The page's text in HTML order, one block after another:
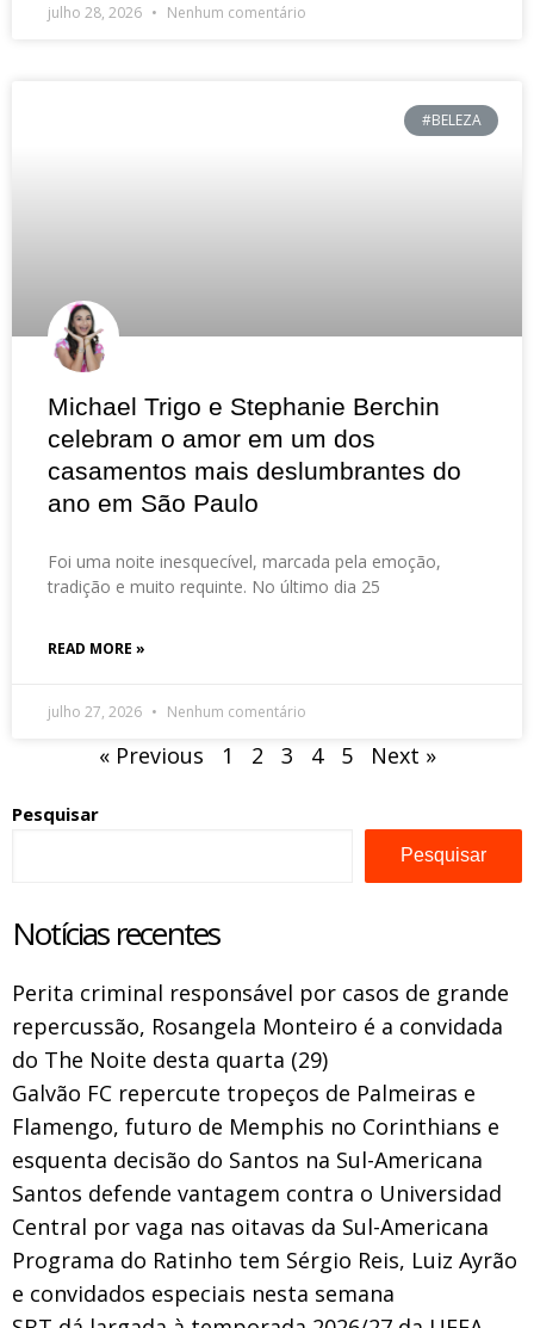
julho 28, 2026 Nenhum comentário
#BELEZA
Michael Trigo e Stephanie Berchin
celebram o amor em um dos
casamentos mais deslumbrantes do
ano em São Paulo
Foi uma noite inesquecível, marcada pela emoção,
tradição e muito requinte. No último dia 25
READ MORE »
julho 27, 2026 Nenhum comentário
« Previous 1 2 3 4 5 Next »
Pesquisar
Pesquisar
Notícias recentes
Perita criminal responsável por casos de grande
repercussão, Rosangela Monteiro é a convidada
do The Noite desta quarta (29)
Galvão FC repercute tropeços de Palmeiras e
Flamengo, futuro de Memphis no Corinthians e
esquenta decisão do Santos na Sul-Americana
Santos defende vantagem contra o Universidad
Central por vaga nas oitavas da Sul-Americana
Programa do Ratinho tem Sérgio Reis, Luiz Ayrão
e convidados especiais nesta semana